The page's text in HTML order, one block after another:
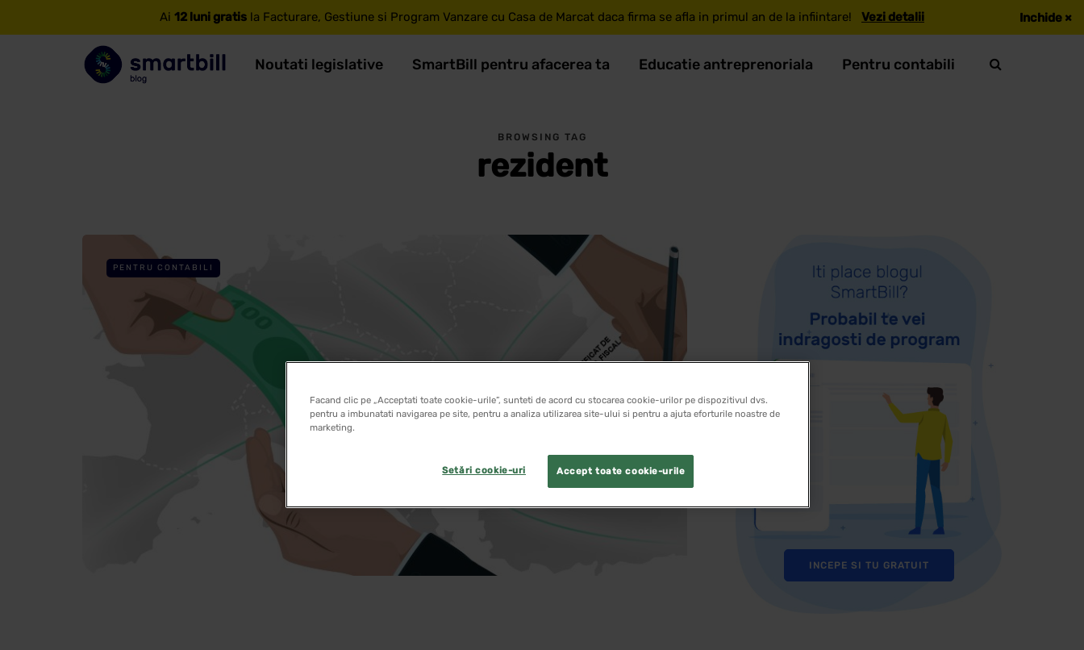
Ai 12 luni gratis la Facturare, Gestiune si Program Vanzare cu Casa de Marcat daca firma se afla in primul an de la infiintare! Vezi detalii Inchide ×
Noutati legislative SmartBill pentru afacerea ta Educatie antreprenoriala Pentru contabili
BROWSING TAG
rezident
PENTRU CONTABILI
INCEPE SI TU GRATUIT
Facand clic pe „Acceptati toate cookie-urile”, sunteti de acord cu stocarea cookie-urilor pe dispozitivul dvs.
pentru a imbunatati navigarea pe site, pentru a analiza utilizarea site-ului si pentru a ajuta eforturile noastre de
marketing.
Accept toate cookie-urile
Setări cookie-uri